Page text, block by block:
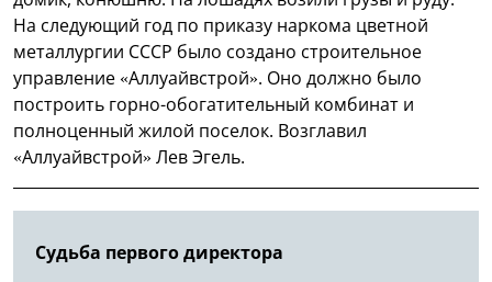
На следующий год по приказу наркома цветной
металлургии СССР было создано строительное
управление «Аллуайвстрой». Оно должно было
построить горно-обогатительный комбинат и
полноценный жилой поселок. Возглавил
«Аллуайвстрой» Лев Эгель.
Судьба первого директора